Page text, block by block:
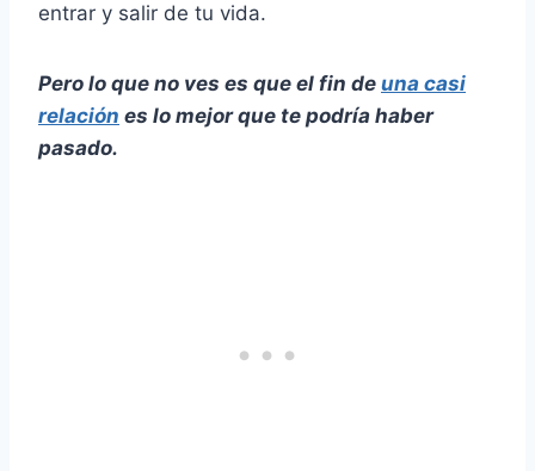
entrar y salir de tu vida.
Pero lo que no ves es que el fin de una casi
relación es lo mejor que te podría haber
pasado.